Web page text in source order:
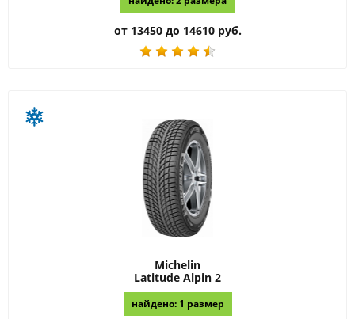
от 13450 до 14610 руб.
Michelin
Latitude Alpin 2
найдено: 1 размер